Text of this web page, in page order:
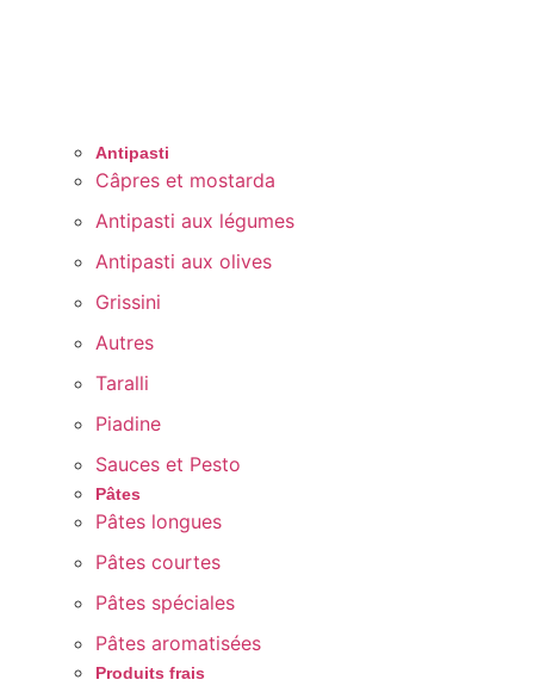
Antipasti
Câpres et mostarda
Antipasti aux légumes
Antipasti aux olives
Grissini
Autres
Taralli
Piadine
Sauces et Pesto
Pâtes
Pâtes longues
Pâtes courtes
Pâtes spéciales
Pâtes aromatisées
Produits frais